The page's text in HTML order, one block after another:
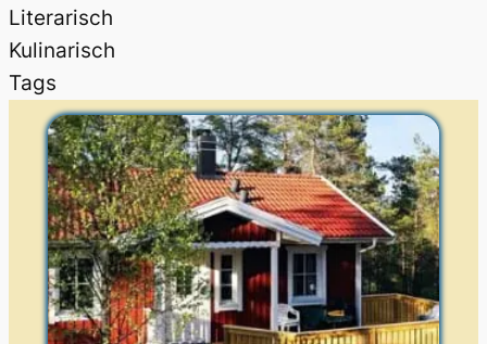
Literarisch
Kulinarisch
Tags